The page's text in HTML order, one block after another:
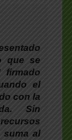
que se
firmado
el
con la
Sin
suma al